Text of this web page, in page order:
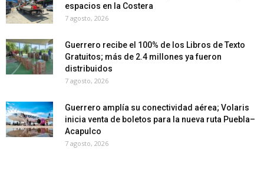
espacios en la Costera
7 agosto, 2026
Guerrero recibe el 100% de los Libros de Texto
Gratuitos; más de 2.4 millones ya fueron
distribuidos
7 agosto, 2026
Guerrero amplía su conectividad aérea; Volaris
inicia venta de boletos para la nueva ruta Puebla–
Acapulco
7 agosto, 2026